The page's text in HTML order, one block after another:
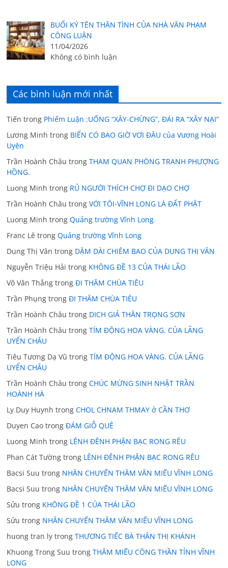
BUỔI KÝ TÊN THÂN TÌNH CỦA NHÀ VĂN PHẠM
CÔNG LUẬN
11/04/2026
Không có bình luận
Các bình luận mới nhất
Tiến trong Phiếm Luận :UỐNG “XÂY-CHỪNG”, ĐÁI RA “XÂY NẠI”
Lương Minh trong BIỂN CÓ BAO GIỜ VƠI ĐÂU của Vương Hoài
Uyên
Trần Hoành Châu trongTHAM QUAN PHÒNG TRANH PHƯỢNG
HỒNG.
Luong Minh trong RỦ NGƯỜI THÍCH CHỢ ĐI DẠO CHỢ
Trần Hoành Châu trongVỚI TÔI-VĨNH LONG LÀ ĐẤT PHẬT
Luong Minh trongQuảng trường Vĩnh Long
Franc Lê trongQuảng trường Vĩnh Long
Dung Thị Vân trong DẶM DÀI CHIÊM BAO CỦA DUNG THỊ VÂN
Nguyễn Triệu Hải trong KHÔNG ĐỀ 13 CỦA THÁI LÃO
Võ Văn Thắng trongĐI THĂM CHÙA TIÊU
Trần Phụng trongĐI THĂM CHÙA TIÊU
Trần Hoành Châu trong DICH GIẢ THÂN TRỌNG SƠN
Trần Hoành Châu trongTÍM ĐỘNG HOA VÀNG. CỦA LÃNG
UYỂN CHÂU
Tiêu Tương Dạ Vũ trongTÍM ĐỘNG HOA VÀNG. CỦA LÃNG
UYỂN CHÂU
Trần Hoành Châu trongCHÚC MỪNG SINH NHẬT TRẦN
HOÀNH HÀ
Ly Duy Huynh trongCHOL CHNAM THMAY ở CẦN THƠ
Duyen Cao trongĐÁM GIỖ QUÊ
Luong Minh trong LÊNH ĐÊNH PHẬN BẠC RONG RÊU
Phan Cát Tường trong LÊNH ĐÊNH PHẬN BẠC RONG RÊU
Bacsi Suu trong NHÂN CHUYẾN THĂM VĂN MIẾU VĨNH LONG
Bacsi Suu trong NHÂN CHUYẾN THĂM VĂN MIẾU VĨNH LONG
Sửu trong KHÔNG ĐỀ 1 CỦA THÁI LÃO
Sửu trong NHÂN CHUYẾN THĂM VĂN MIẾU VĨNH LONG
huong tran ly trongTHƯƠNG TIẾC BÀ THÂN THỊ KHÁNH
Khuong Trong Suu trongTHĂM MIẾU CÔNG THẦN TỈNH VĨNH
LONG